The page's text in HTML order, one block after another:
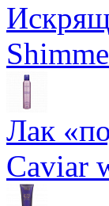
Лак
Caviar